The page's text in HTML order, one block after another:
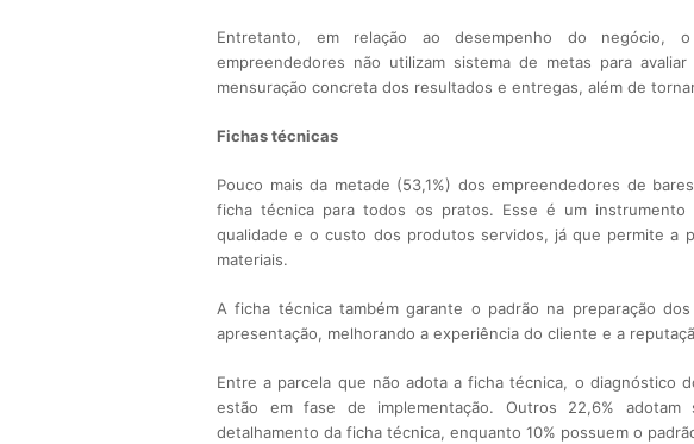
Entretanto, em relação ao desempenho do negócio,
empreendedores não utilizam sistema de metas para
mensuração concreta dos resultados e entregas, além de
Fichas técnicas
Pouco mais da metade (53,1%) dos empreendedores de
ficha técnica para todos os pratos. Esse é um
qualidade e o custo dos produtos servidos, já que permite a
materiais.
A ficha técnica também garante o padrão na preparação
apresentação, melhorando a experiência do cliente e a
Entre a parcela que não adota a ficha técnica, o diagnóstico
estão em fase de implementação. Outros 22,6%
detalhamento da ficha técnica, enquanto 10% possuem o